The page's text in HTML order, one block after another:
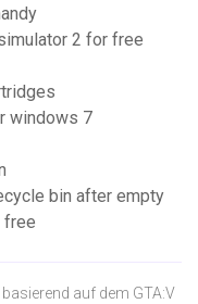
2 for free
windows 7
bin after empty
free
auf dem GTA:V